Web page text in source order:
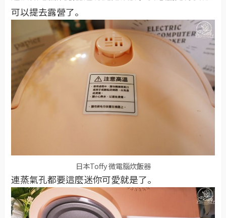
可以提去露營了。
日本Toffy 微電腦炊飯器
連蒸氣孔都要這麼迷你可愛就是了。